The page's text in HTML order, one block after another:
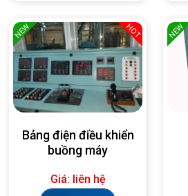
NEW HOT
Bảng điện điều khiển
buồng máy
Giá: liên hệ
NEW